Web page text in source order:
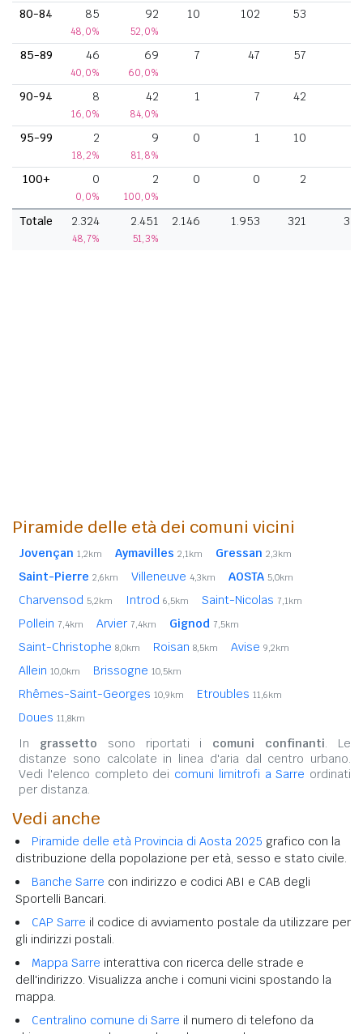
80-84 85
48,0%
92
52,0%
10 102 53
85-89 46
40,0%
69
60,0%
7 47 57
90-94 8
16,0%
42
84,0%
1 7 42
95-99 2
18,2%
9
81,8%
0 1 10
100+ 0
0,0%
2
100,0%
0 0 2
Totale 2.324
48,7%
2.451
51,3%
2.146 1.953 321
Piramide delle età dei comuni vicini
Jovençan 1,2km Aymavilles 2,1km Gressan 2,3km
Saint-Pierre 2,6km Villeneuve 4,3km AOSTA 5,0km
Charvensod 5,2km Introd 6,5km Saint-Nicolas 7,1km
Pollein 7,4km Arvier 7,4km Gignod 7,5km
Saint-Christophe 8,0km Roisan 8,5km Avise 9,2km
Allein 10,0km Brissogne 10,5km
Rhêmes-Saint-Georges 10,9km Etroubles 11,6km
Doues 11,8km
In grassetto sono riportati i comuni confinanti. Le
distanze sono calcolate in linea d'aria dal centro urbano.
Vedi l'elenco completo dei comuni limitrofi a Sarre ordinati
per distanza.
Vedi anche
Piramide delle età Provincia di Aosta 2025 grafico con la
distribuzione della popolazione per età, sesso e stato civile.
Banche Sarre con indirizzo e codici ABI e CAB degli
Sportelli Bancari.
CAP Sarre il codice di avviamento postale da utilizzare per
gli indirizzi postali.
Mappa Sarre interattiva con ricerca delle strade e
dell'indirizzo. Visualizza anche i comuni vicini spostando la
mappa.
Centralino comune di Sarre il numero di telefono da